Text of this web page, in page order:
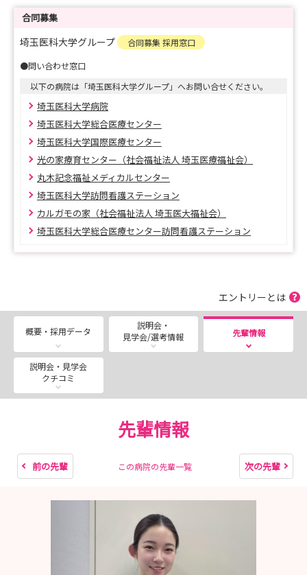
い。
★イベントのお知らせ
【インターンシップ、病院見学など各種イベントのご予
約はこちら♪】
https://docs.google.com/forms/d/e/1FAIpQLScZFneQY
McmKO-
vJWtu7QQkLUob3RXpFNRJzK9k9w_pU7wESw/viewfor
m?usp=sf_link
★採用試験について
2027年4月採用のご応募は、埼玉医科大学マイページ
※最終試験日は、8月22日を予定しています。
【2027年4月にご入職の方向け 埼玉医科大学マイペ
ージ （新卒＆既卒）】
https://mypage.3070.i-webs.jp/saitama-
med2027/
す。
新卒の方：一次試験（書類選考）・二次試験（小
論文、面接（対面））
既卒の方：一次試験（書類選考）・二次試験（面
合同募集
埼玉医科大学グループ
合同募集 採用窓口
●問い合わせ窓口
以下の病院は「埼玉医科大学グループ」へお問い合せください。
埼玉医科大学病院
埼玉医科大学総合医療センター
埼玉医科大学国際医療センター
光の家療育センター（社会福祉法人 埼玉医療福祉会）
丸木記念福祉メディカルセンター
埼玉医科大学訪問看護ステーション
カルガモの家（社会福祉法人 埼玉医大福祉会）
埼玉医科大学総合医療センター訪問看護ステーション
エントリーとは
概要・採用データ
説明会・
見学会/選考情報
先輩情報
説明会・見学会
クチコミ
先輩情報
前の先輩 この病院の先輩一覧 次の先輩